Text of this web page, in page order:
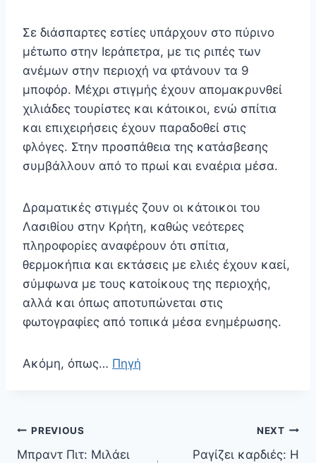
Σε διάσπαρτες εστίες υπάρχουν στο πύρινο
μέτωπο στην Ιεράπετρα, με τις ριπές των
ανέμων στην περιοχή να φτάνουν τα 9
μποφόρ. Μέχρι στιγμής έχουν απομακρυνθεί
χιλιάδες τουρίστες και κάτοικοι, ενώ σπίτια
και επιχειρήσεις έχουν παραδοθεί στις
φλόγες. Στην προσπάθεια της κατάσβεσης
συμβάλλουν από το πρωί και εναέρια μέσα.
Δραματικές στιγμές ζουν οι κάτοικοι του
Λασιθίου στην Κρήτη, καθώς νεότερες
πληροφορίες αναφέρουν ότι σπίτια,
θερμοκήπια και εκτάσεις με ελιές έχουν καεί,
σύμφωνα με τους κατοίκους της περιοχής,
αλλά και όπως αποτυπώνεται στις
φωτογραφίες από τοπικά μέσα ενημέρωσης.
Ακόμη, όπως… Πηγή
Πλοήγηση
άρθρων
PREVIOUS
Μπραντ Πιτ: Μιλάει
NEXT
Ραγίζει καρδιές: Η